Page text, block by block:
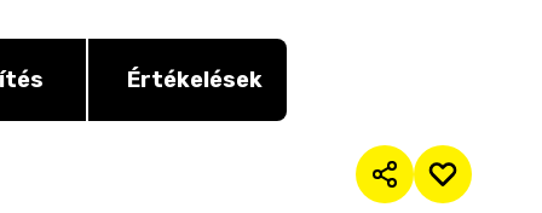
Értékelések